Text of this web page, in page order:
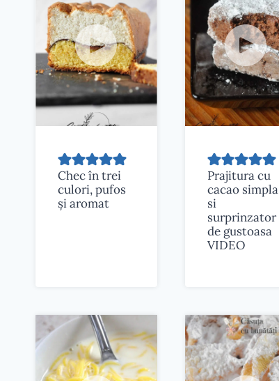
Chec în trei
culori, pufos
și aromat
Prajitura cu
cacao simpla
si
surprinzator
de gustoasa
VIDEO